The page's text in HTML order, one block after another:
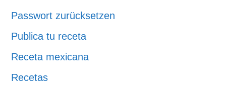
Passwort zurücksetzen
Publica tu receta
Receta mexicana
Recetas